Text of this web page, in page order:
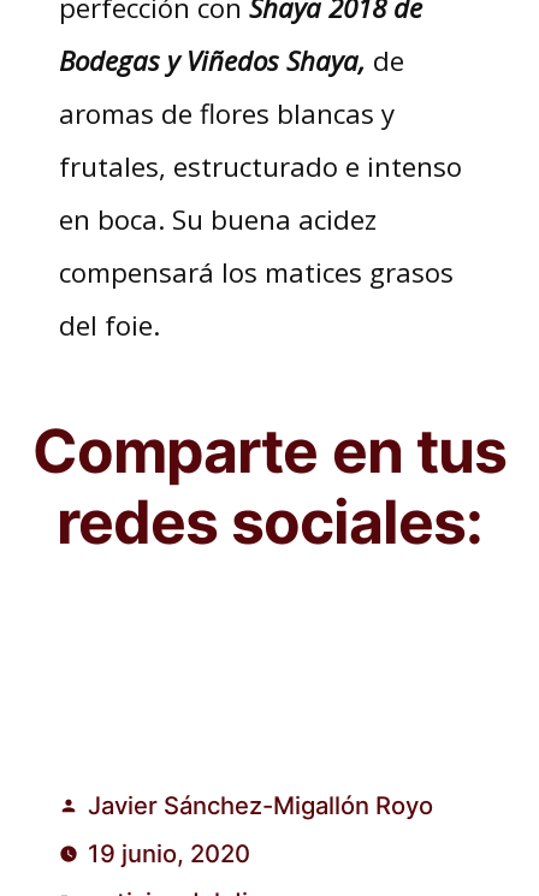
perfección con Shaya 2018 de
Bodegas y Viñedos Shaya, de
aromas de flores blancas y
frutales, estructurado e intenso
en boca. Su buena acidez
compensará los matices grasos
del foie.
Comparte en tus
redes sociales:
Publicado
por
Javier Sánchez-Migallón Royo
19 junio, 2020